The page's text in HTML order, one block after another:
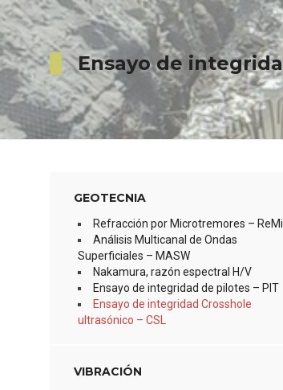
Ensayo de
GEOTECNIA
Refracción por Microtremores – ReMi
Análisis Multicanal de Ondas
Superficiales – MASW
Nakamura, razón espectral H/V
Ensayo de integridad de pilotes – PIT
Ensayo de integridad Crosshole
ultrasónico – CSL
VIBRACIÓN